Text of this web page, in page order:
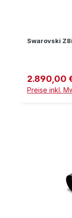
Swarovski
Verkaufspreis:
2.890,00
Preise inkl.